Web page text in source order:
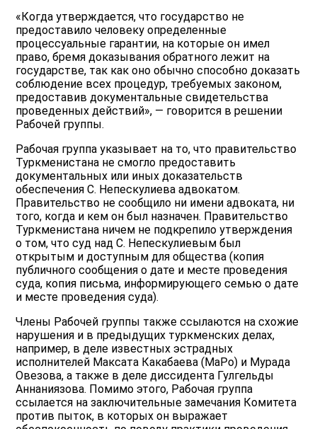
«Когда утверждается, что государство не
предоставило человеку определенные
процессуальные гарантии, на которые он имел
право, бремя доказывания обратного лежит на
государстве, так как оно обычно способно доказать
соблюдение всех процедур, требуемых законом,
предоставив документальные свидетельства
проведенных действий», — говорится в решении
Рабочей группы.
Рабочая группа указывает на то, что правительство
Туркменистана не смогло предоставить
документальных или иных доказательств
обеспечения С. Непескулиева адвокатом.
Правительство не сообщило ни имени адвоката, ни
того, когда и кем он был назначен. Правительство
Туркменистана ничем не подкрепило утверждения
о том, что суд над С. Непескулиевым был
открытым и доступным для общества (копия
публичного сообщения о дате и месте проведения
суда, копия письма, информирующего семью о дате
и месте проведения суда).
Члены Рабочей группы также ссылаются на схожие
нарушения и в предыдущих туркменских делах,
например, в деле известных эстрадных
исполнителей Максата Какабаева (МаРо) и Мурада
Овезова, а также в деле диссидента Гулгельды
Аннаниязова. Помимо этого, Рабочая группа
ссылается на заключительные замечания Комитета
против пыток, в которых он выражает